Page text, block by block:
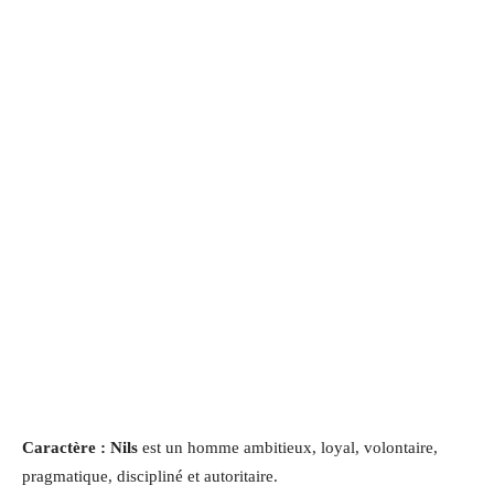
Caractère : Nils est un homme ambitieux, loyal, volontaire,
pragmatique, discipliné et autoritaire.